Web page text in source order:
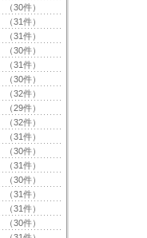
（30件）
（31件）
（31件）
（30件）
（31件）
（30件）
（32件）
（29件）
（32件）
（31件）
（30件）
（31件）
（30件）
（31件）
（31件）
（30件）